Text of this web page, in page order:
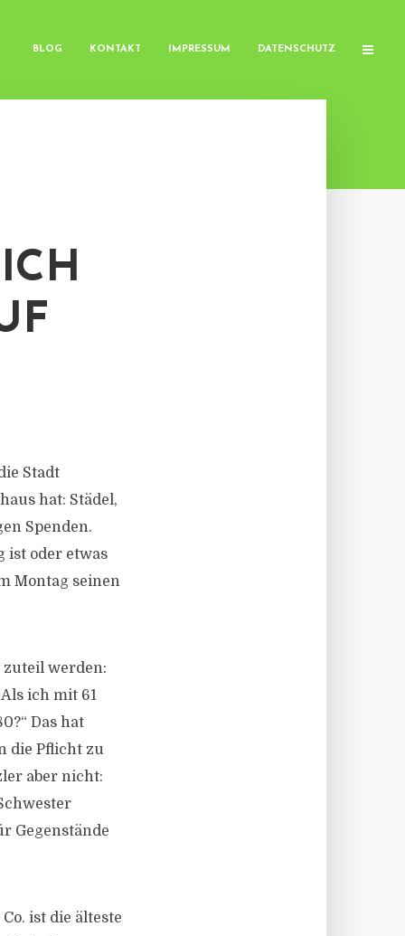
BLOG KONTAKT IMPRESSUM DATENSCHUTZ
Stadt
hat: Städel,
Spenden.
ist oder etwas
Montag seinen
werden:
ich mit 61
Das hat
die Pflicht zu
aber nicht:
Gegenstände
ist die älteste